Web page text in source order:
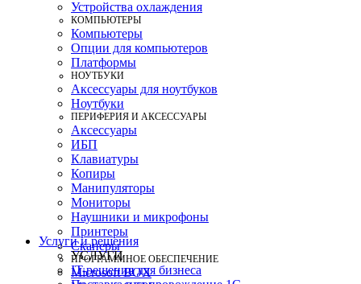
Устройства охлаждения
КОМПЬЮТЕРЫ
Компьютеры
Опции для компьютеров
Платформы
НОУТБУКИ
Аксессуары для ноутбуков
Ноутбуки
ПЕРИФЕРИЯ И АКСЕССУАРЫ
Аксессуары
ИБП
Клавиатуры
Копиры
Манипуляторы
Мониторы
Наушники и микрофоны
Принтеры
Сканеры
ПРОГРАММНОЕ ОБЕСПЕЧЕНИЕ
Microsoft BOX
Услуги и решения
УСЛУГИ
IT-решения для бизнеса